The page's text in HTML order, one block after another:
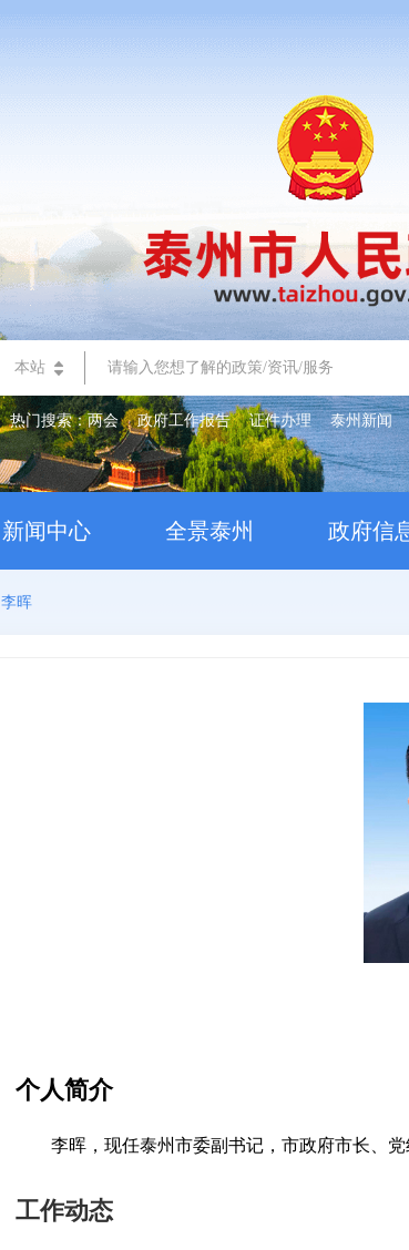
本站
热门搜索：两会 政府工作报告 证件办理 泰州新闻
新闻中心 全景泰州 政府信
李晖
个人简介
李晖，现任泰州市委副书记，市政府市长、
工作动态